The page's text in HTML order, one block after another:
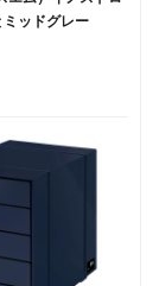
ミッドグレー